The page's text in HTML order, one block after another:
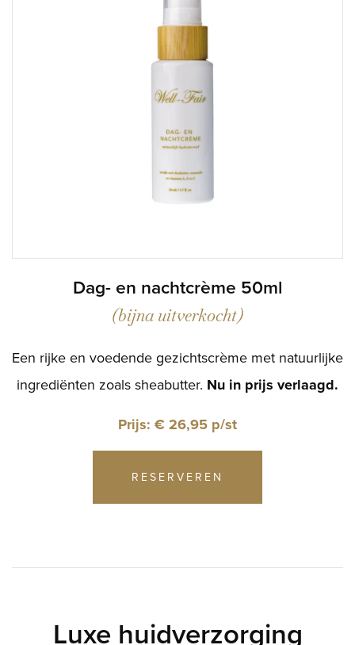
Dag- en nachtcrème 50ml
(bijna uitverkocht)
Een rijke en voedende gezichtscrème met natuurlijke
ingrediënten zoals sheabutter. Nu in prijs verlaagd.
Prijs: € 26,95 p/st
RESERVEREN
Luxe huidverzorging